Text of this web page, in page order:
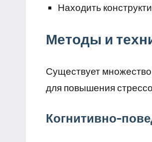
Находить
Методы и
Существует множество
для повышения
Когнитивно-